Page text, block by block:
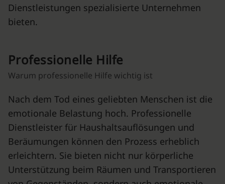
Dienstleistungen spezialisierte Unternehmen
bieten.
Professionelle Hilfe
Warum professionelle Hilfe wichtig ist
Nach dem Tod eines geliebten Menschen ist die
emotionale Belastung hoch. Professionelle
Dienstleister für Haushaltsauflösungen und
Beräumungen können den Prozess erheblich
erleichtern. Sie bieten nicht nur körperliche
Unterstützung beim Räumen und Transportieren